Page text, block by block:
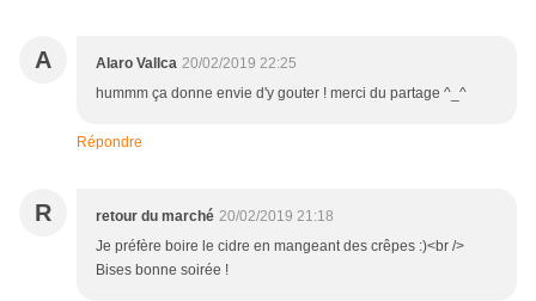
A Alaro Vallca 20/02/2019 22:25
hummm ça donne envie d'y gouter ! merci du partage ^_^
Répondre
R retour du marché 20/02/2019 21:18
Je préfère boire le cidre en mangeant des crêpes :)<br />
Bises bonne soirée !